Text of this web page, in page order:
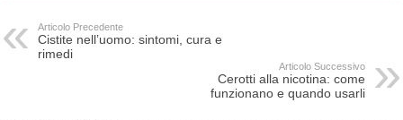
Articolo Precedente
Cistite nell’uomo: sintomi, cura e
rimedi
Articolo Successivo
Cerotti alla nicotina: come
funzionano e quando usarli